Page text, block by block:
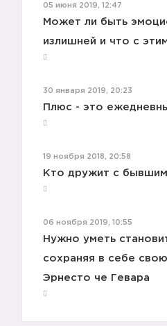
05 июня 2019, 12:47
Может ли быть
излишней и что с
30 января 2019, 20:23
Плюс - это
19 ноября 2018, 20:58
Кто дружит с
06 ноября 2019, 10:55
Нужно уметь
сохраняя в себе
Эрнесто че Гевара